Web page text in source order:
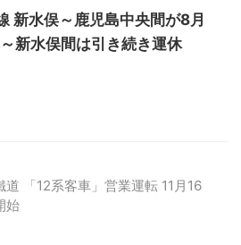
新水俣～鹿児島中央間が8月
新水俣間は引き続き運休
道 「12系客車」営業運転 11月16
始